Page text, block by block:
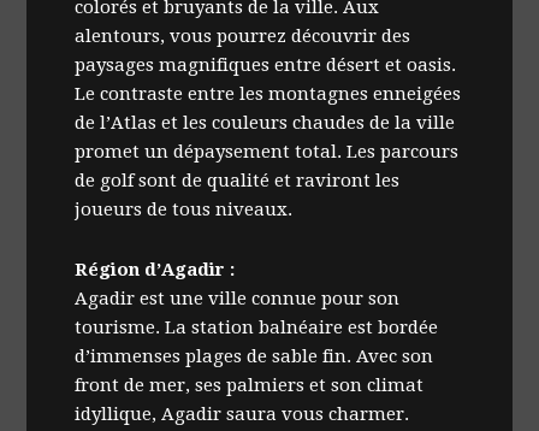
colorés et bruyants de la ville. Aux
alentours, vous pourrez découvrir des
paysages magnifiques entre désert et oasis.
Le contraste entre les montagnes enneigées
de l’Atlas et les couleurs chaudes de la ville
promet un dépaysement total. Les parcours
de golf sont de qualité et raviront les
joueurs de tous niveaux.
Région d’Agadir :
Agadir est une ville connue pour son
tourisme. La station balnéaire est bordée
d’immenses plages de sable fin. Avec son
front de mer, ses palmiers et son climat
idyllique, Agadir saura vous charmer.